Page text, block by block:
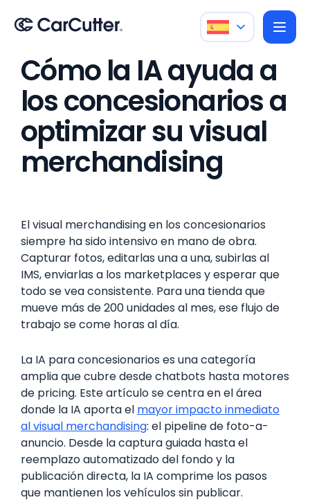
Cómo la IA ayuda a
los concesionarios a
optimizar su visual
merchandising
El visual merchandising en los concesionarios
siempre ha sido intensivo en mano de obra.
Capturar fotos, editarlas una a una, subirlas al
IMS, enviarlas a los marketplaces y esperar que
todo se vea consistente. Para una tienda que
mueve más de 200 unidades al mes, ese flujo de
trabajo se come horas al día.
La IA para concesionarios es una categoría
amplia que cubre desde chatbots hasta motores
de pricing. Este artículo se centra en el área
donde la IA aporta el mayor impacto inmediato
al visual merchandising: el pipeline de foto-a-
anuncio. Desde la captura guiada hasta el
reemplazo automatizado del fondo y la
publicación directa, la IA comprime los pasos
que mantienen los vehículos sin publicar.